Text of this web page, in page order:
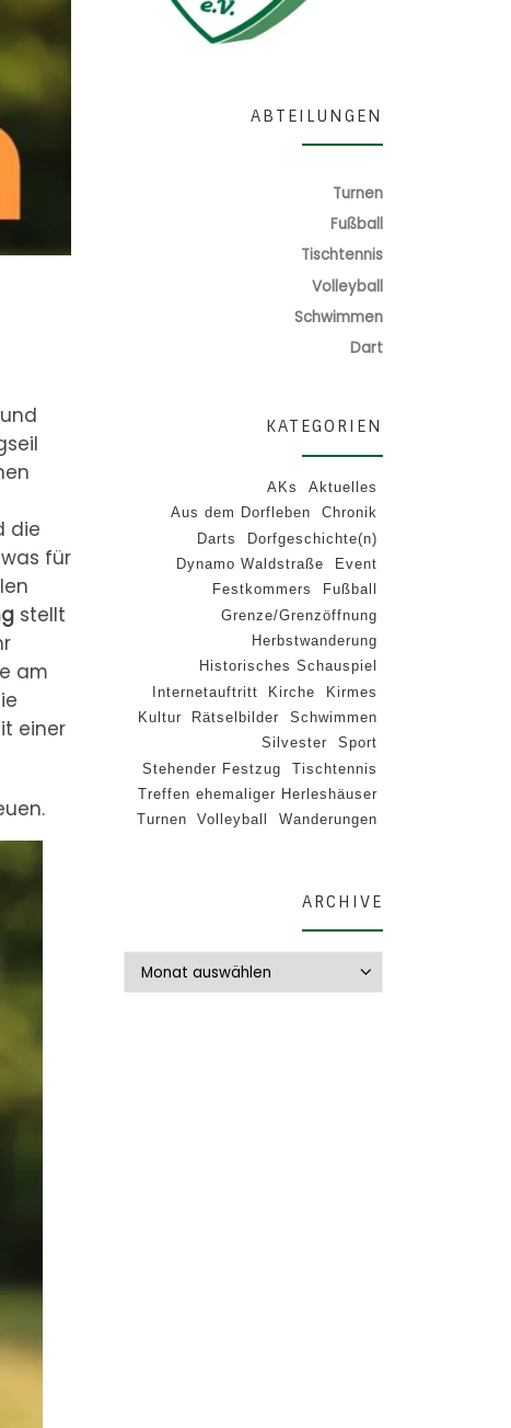
die
für
stellt
am
einer
ABTEILUNGEN
Turnen
Fußball
Tischtennis
Volleyball
Schwimmen
Dart
KATEGORIEN
AKs
Aktuelles
Aus dem Dorfleben
Chronik
Darts
Dorfgeschichte(n)
Dynamo Waldstraße
Event
Festkommers
Fußball
Grenze/Grenzöffnung
Herbstwanderung
Historisches Schauspiel
Internetauftritt
Kirche
Kirmes
Kultur
Rätselbilder
Schwimmen
Silvester
Sport
Stehender Festzug
Tischtennis
Treffen ehemaliger Herleshäuser
Turnen
Volleyball Wanderungen
ARCHIVE